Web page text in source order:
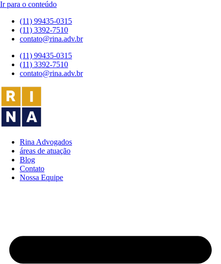
Ir para o conteúdo
(11) 99435-0315
(11) 3392-7510
contato@rina.adv.br
(11) 99435-0315
(11) 3392-7510
contato@rina.adv.br
Rina Advogados
áreas de atuação
Blog
Contato
Nossa Equipe